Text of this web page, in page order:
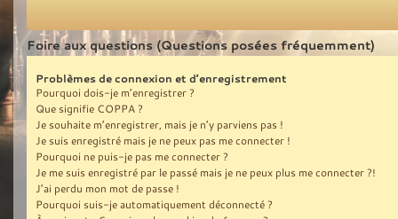
Foire aux questions (Questions posées fréquemment)
Problèmes de connexion et d’enregistrement
Pourquoi dois-je m’enregistrer ?
Que signifie COPPA ?
Je souhaite m’enregistrer, mais je n’y parviens pas !
Je suis enregistré mais je ne peux pas me connecter !
Pourquoi ne puis-je pas me connecter ?
Je me suis enregistré par le passé mais je ne peux plus me connecter ?!
J’ai perdu mon mot de passe !
Pourquoi suis-je automatiquement déconnecté ?